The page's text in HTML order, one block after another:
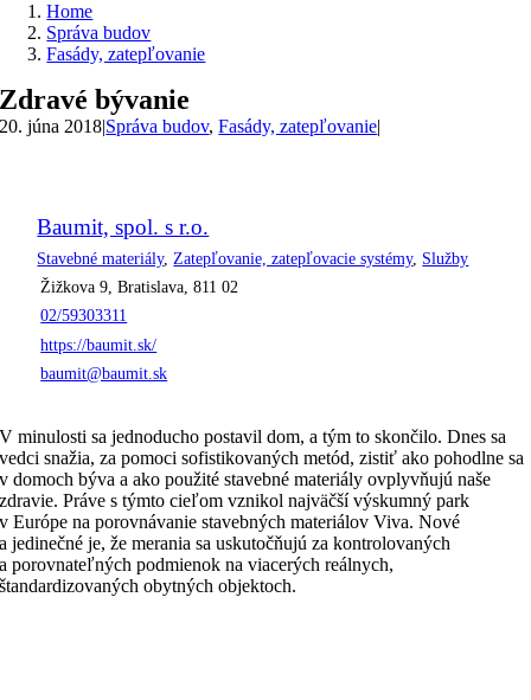
Home
Správa budov
Fasády, zatepľovanie
Zdravé bývanie
20. júna 2018|Správa budov,Fasády, zatepľovanie|
Baumit, spol. s r.o.
Stavebné materiály, Zatepľovanie, zatepľovacie systémy, Služby
Žižkova 9, Bratislava, 811 02
02/59303311
https://baumit.sk/
baumit@baumit.sk
V minulosti sa jednoducho postavil dom, a tým to skončilo. Dnes sa
vedci snažia, za pomoci sofistikovaných metód, zistiť ako pohodlne sa
v domoch býva a ako použité stavebné materiály ovplyvňujú naše
zdravie. Práve s týmto cieľom vznikol najväčší výskumný park
v Európe na porovnávanie stavebných materiálov Viva. Nové
a jedinečné je, že merania sa uskutočňujú za kontrolovaných
a porovnateľných podmienok na viacerých reálnych,
štandardizovaných obytných objektoch.